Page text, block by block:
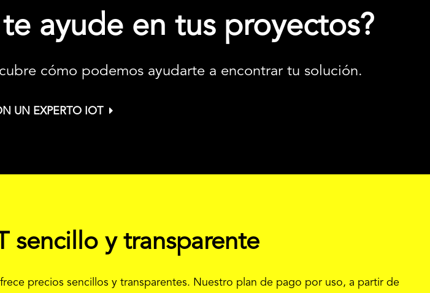
ayude en tus proyectos?
cómo podemos ayudarte a encontrar tu solución.
UN EXPERTO IOT
sencillo y transparente
precios sencillos y transparentes. Nuestro plan de pago por uso, a partir de